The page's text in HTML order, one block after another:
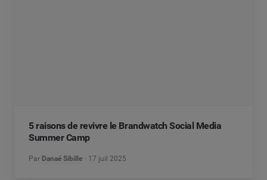
5 raisons de revivre le Brandwatch Social Media
Summer Camp
Par Danaé Sibille 17 juil 2025